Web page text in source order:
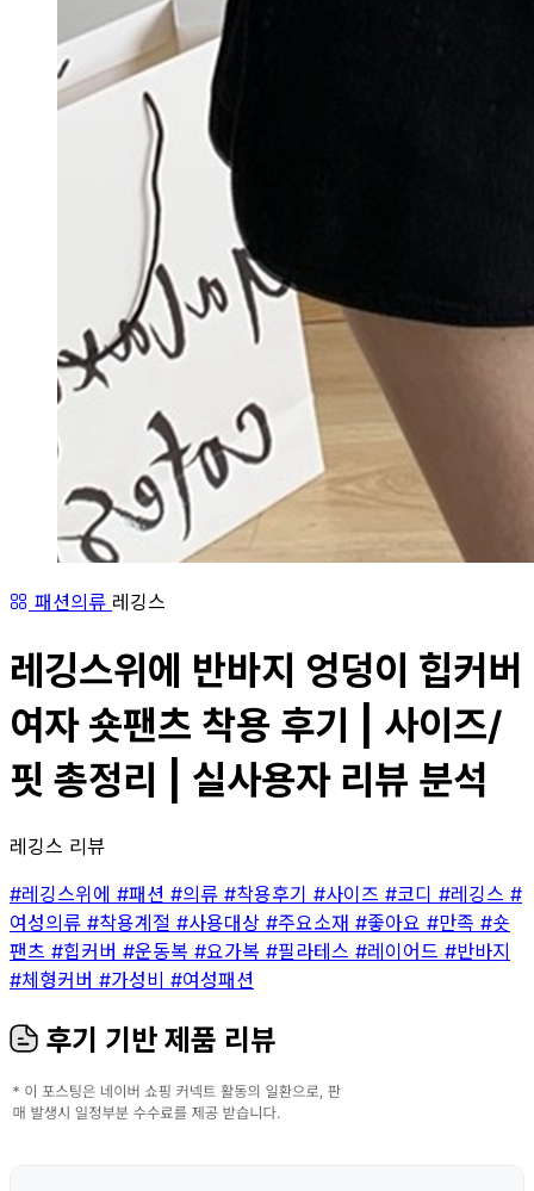
패션의류 레깅스
레깅스위에 반바지 엉덩이 힙커버
여자 숏팬츠 착용 후기 | 사이즈/
핏 총정리 | 실사용자 리뷰 분석
레깅스 리뷰
#레깅스위에 #패션 #의류 #착용후기 #사이즈 #코디 #레깅스 #
여성의류 #착용계절 #사용대상 #주요소재 #좋아요 #만족 #숏
팬츠 #힙커버 #운동복 #요가복 #필라테스 #레이어드 #반바지
#체형커버 #가성비 #여성패션
후기 기반 제품 리뷰